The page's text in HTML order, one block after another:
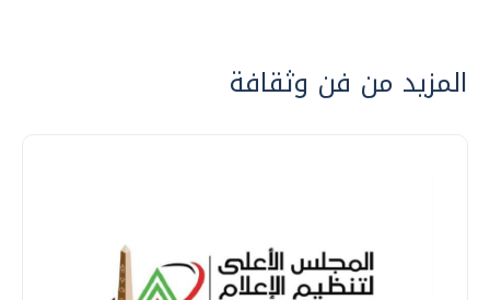
المزيد من فن وثقافة